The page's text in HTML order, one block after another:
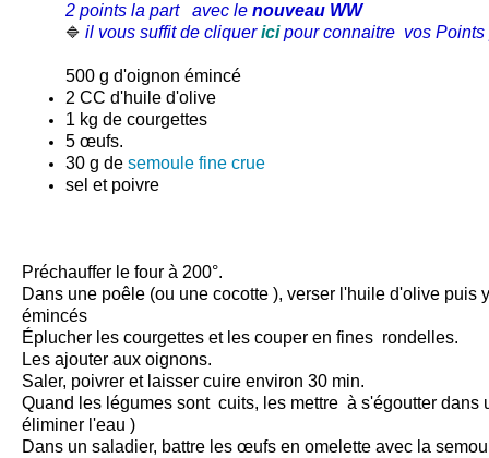
2 points la part
avec le nouveau WW
🔷 il vous suffit de cliquer icipour connaitre vos Points
500 g d'oignon émincé
2 CC d'huile d'olive
1 kg de courgettes
5 œufs.
30 g de semoule fine crue
sel et poivre
Préchauffer le four à 200°.
Dans une poêle (ou une cocotte ), verser l'huile d'olive puis
émincés
Éplucher les courgettes et les couper en fines rondelles.
Les ajouter aux oignons.
Saler, poivrer et laisser cuire environ 30 min.
Quand les légumes sont cuits, les mettre à s'égoutter dans
éliminer l'eau )
Dans un saladier, battre les œufs en omelette avec la